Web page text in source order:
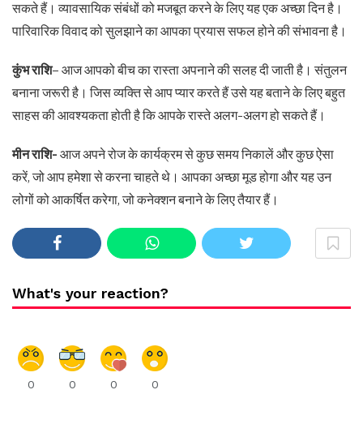
सकते हैं। व्यावसायिक संबंधों को मजबूत करने के लिए यह एक अच्छा दिन है।
पारिवारिक विवाद को सुलझाने का आपका प्रयास सफल होने की संभावना है।
कुंभ राशि– आज आपको बीच का रास्ता अपनाने की सलह दी जाती है। संतुलन
बनाना जरूरी है। जिस व्यक्ति से आप प्यार करते हैं उसे यह बताने के लिए बहुत
साहस की आवश्यकता होती है कि आपके रास्ते अलग-अलग हो सकते हैं।
मीन राशि- आज अपने रोज के कार्यक्रम से कुछ समय निकालें और कुछ ऐसा
करें, जो आप हमेशा से करना चाहते थे। आपका अच्छा मूड होगा और यह उन
लोगों को आकर्षित करेगा, जो कनेक्शन बनाने के लिए तैयार हैं।
What's your reaction?
0 0 0 0